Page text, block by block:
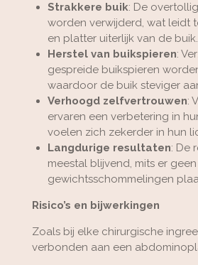
Strakkere buik: De
worden verwijderd, wat leidt
en platter uiterlijk van de buik.
Herstel van buikspieren:
gespreide buikspieren
waardoor de buik steviger
Verhoogd zelfvertrouwen:
ervaren een verbetering in
voelen zich zekerder in hun
Langdurige resultaten: De
meestal blijvend, mits er
gewichtsschommelingen
Risico’s en bijwerkingen
Zoals bij elke chirurgische
verbonden aan een